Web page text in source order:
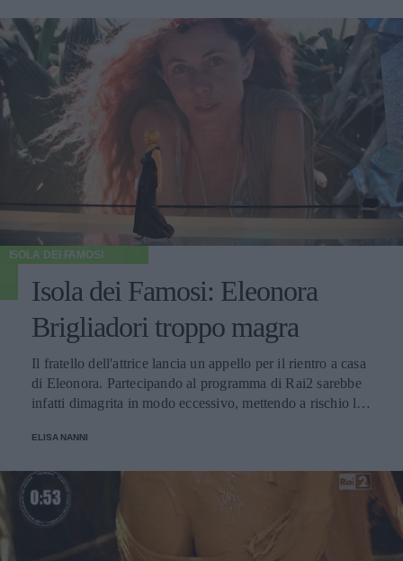
ISOLA DEI FAMOSI
Isola dei Famosi: Eleonora
Brigliadori troppo magra
Il fratello dell'attrice lancia un appello per il rientro a casa
di Eleonora. Partecipando al programma di Rai2 sarebbe
infatti dimagrita in modo eccessivo, mettendo a rischio la
ELISA NANNI